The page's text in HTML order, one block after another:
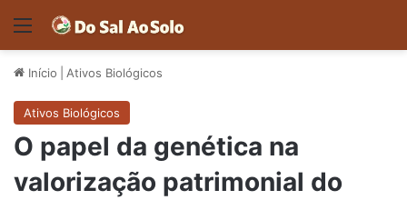
Menu
Início Ativos Biológicos
Ativos Biológicos
O papel da genética na
valorização patrimonial do